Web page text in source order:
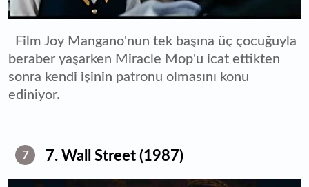
Film Joy Mangano'nun tek başına üç çocuğuyla
beraber yaşarken Miracle Mop'u icat ettikten
sonra kendi işinin patronu olmasını konu
ediniyor.
7 7. Wall Street (1987)